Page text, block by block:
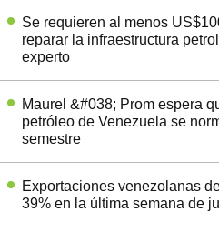
Se requieren al menos
reparar la infraestructura
experto
Maurel &#038; Prom espera
petróleo de Venezuela se
semestre
Exportaciones venezolanas
39% en la última semana de